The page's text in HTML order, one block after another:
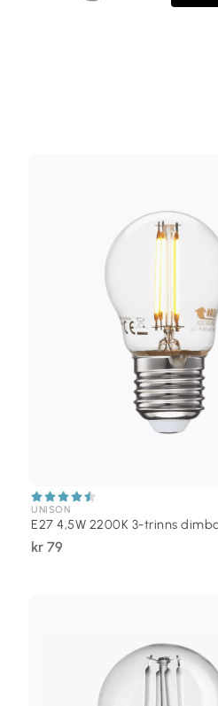
UNISON
E27 4,5W 2200K 3-trinns
kr 79